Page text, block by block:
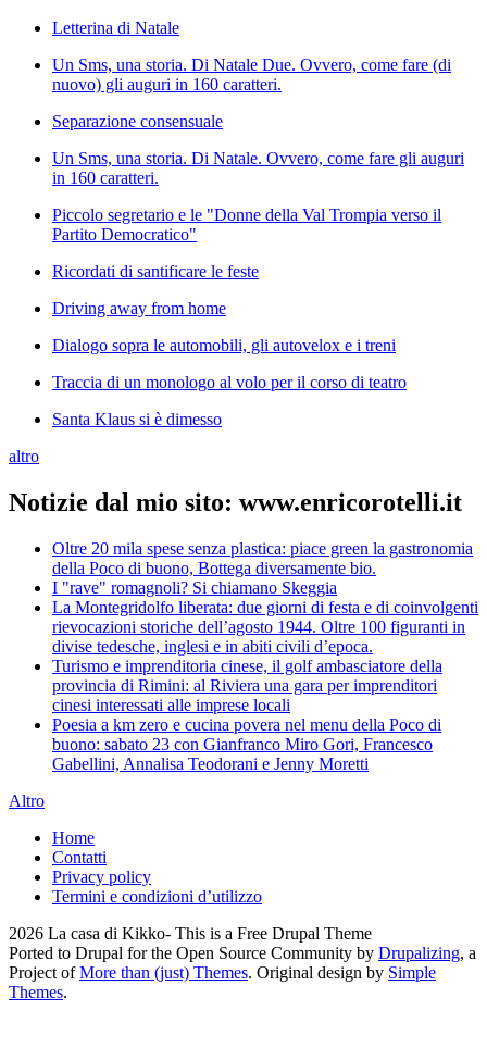
Letterina di Natale
Un Sms, una storia. Di Natale Due. Ovvero, come fare (di
nuovo) gli auguri in 160 caratteri.
Separazione consensuale
Un Sms, una storia. Di Natale. Ovvero, come fare gli auguri
in 160 caratteri.
Piccolo segretario e le "Donne della Val Trompia verso il
Partito Democratico"
Ricordati di santificare le feste
Driving away from home
Dialogo sopra le automobili, gli autovelox e i treni
Traccia di un monologo al volo per il corso di teatro
Santa Klaus si è dimesso
altro
Notizie dal mio sito: www.enricorotelli.it
Oltre 20 mila spese senza plastica: piace green la gastronomia
della Poco di buono, Bottega diversamente bio.
I "rave" romagnoli? Si chiamano Skeggia
La Montegridolfo liberata: due giorni di festa e di coinvolgenti
rievocazioni storiche dell’agosto 1944. Oltre 100 figuranti in
divise tedesche, inglesi e in abiti civili d’epoca.
Turismo e imprenditoria cinese, il golf ambasciatore della
provincia di Rimini: al Riviera una gara per imprenditori
cinesi interessati alle imprese locali
Poesia a km zero e cucina povera nel menu della Poco di
buono: sabato 23 con Gianfranco Miro Gori, Francesco
Gabellini, Annalisa Teodorani e Jenny Moretti
Altro
Home
Contatti
Privacy policy
Termini e condizioni d’utilizzo
2026 La casa di Kikko- This is a Free Drupal Theme
Ported to Drupal for the Open Source Community by Drupalizing, a
Project ofMore than (just) Themes. Original design by Simple
Themes.